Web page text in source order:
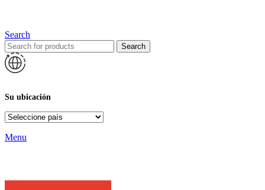
Search
Search
Su ubicación
Menu